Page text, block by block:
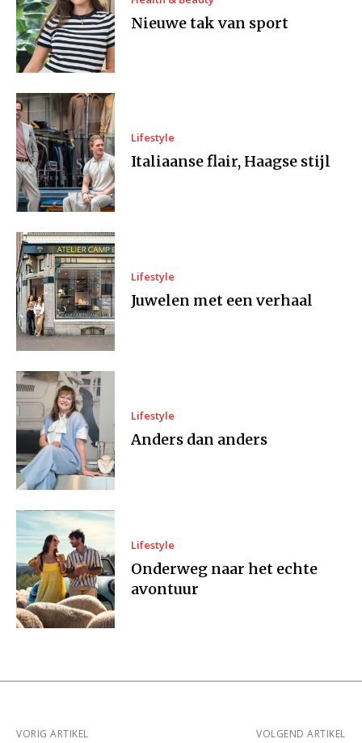
Nieuwe tak van sport
Lifestyle
Italiaanse flair, Haagse stijl
Lifestyle
Juwelen met een verhaal
Lifestyle
Anders dan anders
Lifestyle
Onderweg naar het echte
avontuur
VORIG ARTIKEL VOLGEND ARTIKEL